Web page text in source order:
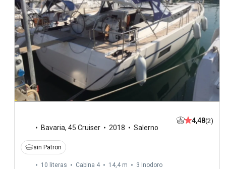
Bavaria, 45 Cruiser 2018 Salerno
4,48(2)
sin Patron
10 literas Cabina 4 14,4 m 3 Inodoro